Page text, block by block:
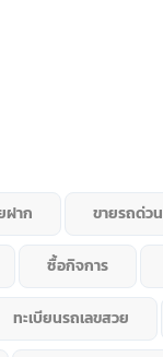
ฝาก ขายรถด่วน
ซื้อกิจการ
ทะเบียนรถเลขสวย